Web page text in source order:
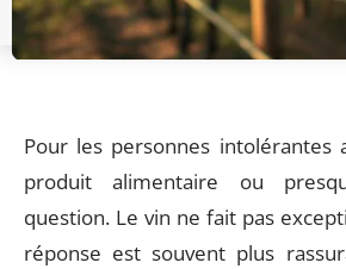
Pour les personnes intolérantes
produit alimentaire ou
question. Le vin ne fait pas
réponse est souvent plus